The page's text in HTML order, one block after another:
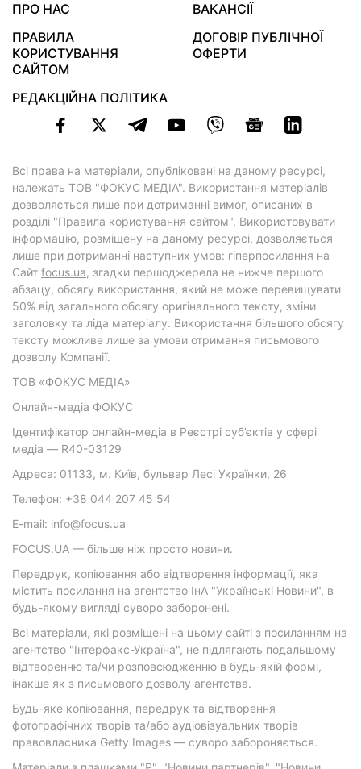
ПРО НАС
ВАКАНСІЇ
ПРАВИЛА
КОРИСТУВАННЯ
САЙТОМ
ДОГОВІР ПУБЛІЧНОЇ
ОФЕРТИ
РЕДАКЦІЙНА ПОЛІТИКА
Всі права на матеріали, опубліковані на даному ресурсі,
належать ТОВ "ФОКУС МЕДІА". Використання матеріалів
дозволяється лише при дотриманні вимог, описаних в
розділі "Правила користування сайтом". Використовувати
інформацію, розміщену на даному ресурсі, дозволяється
лише при дотриманні наступних умов: гіперпосилання на
Cайт focus.ua, згадки першоджерела не нижче першого
абзацу, обсягу використання, який не може перевищувати
50% від загального обсягу оригінального тексту, зміни
заголовку та ліда матеріалу. Використання більшого обсягу
тексту можливе лише за умови отримання письмового
дозволу Компанії.
ТОВ «ФОКУС МЕДІА»
Онлайн-медіа ФОКУС
Ідентифікатор онлайн-медіа в Реєстрі суб’єктів у сфері
медіа — R40-03129
Адреса: 01133, м. Київ, бульвар Лесі Українки, 26
Телефон: +38 044 207 45 54
E-mail: info@focus.ua
FOCUS.UA — більше ніж просто новини.
Передрук, копіювання або відтворення інформації, яка
містить посилання на агентство ІнА "Українські Новини", в
будь-якому вигляді суворо заборонені.
Всі матеріали, які розміщені на цьому сайті з посиланням на
агентство "Інтерфакс-Україна", не підлягають подальшому
відтворенню та/чи розповсюдженню в будь-якій формі,
інакше як з письмового дозволу агентства.
Будь-яке копіювання, передрук та відтворення
фотографічних творів та/або аудіовізуальних творів
правовласника Getty Images — суворо забороняється.